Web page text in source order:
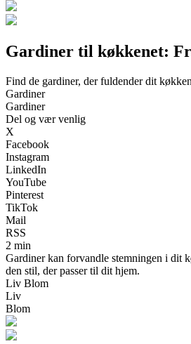
Gardiner til køkkenet:
Find de gardiner, der fuldender dit
Gardiner
Gardiner
Del og vær venlig
X
Facebook
Instagram
LinkedIn
YouTube
Pinterest
TikTok
Mail
RSS
2 min
Gardiner kan forvandle stemningen i dit
den stil, der passer til dit hjem.
Liv Blom
Liv
Blom